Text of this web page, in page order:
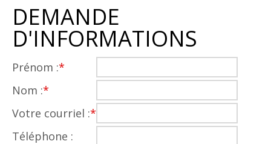
DEMANDE
D'INFORMATIONS
Prénom :*
Nom :*
Votre courriel :*
Téléphone :